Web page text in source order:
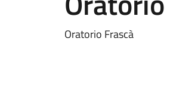
Oratorio Frascà